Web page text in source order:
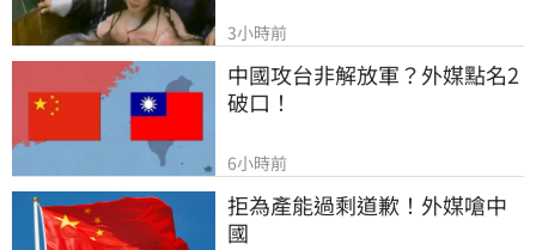
3小時前
中國攻台非解放軍？外媒點名2
破口！
6小時前
拒為產能過剩道歉！外媒嗆中
國